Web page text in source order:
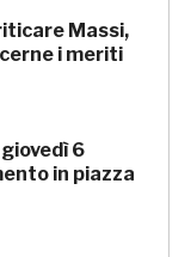
Massi,
i meriti
6
in piazza